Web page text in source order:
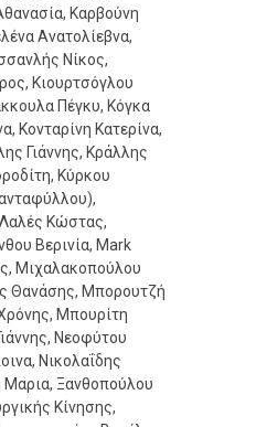
Καρβούνη
Ανατολίεβνα,
Νίκος,
Kιουρτσόγλου
Πέγκυ, Kόγκα
Κονταρίνη Κατερίνα,
Γιάννης, Κράλλης
Κύρκου
Κώστας,
Βερινία, Mark
Μιχαλακοπούλου
Θανάσης, Μπορουτζή
Μπουρίτη
Νεοφύτου
Νικολαΐδης
Ξανθοπούλου
Κίνησης,